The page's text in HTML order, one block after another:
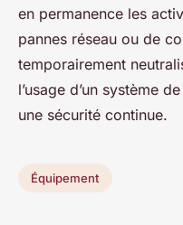
en permanence les
pannes réseau ou de
temporairement
l’usage d’un système
une sécurité continue.
Équipement